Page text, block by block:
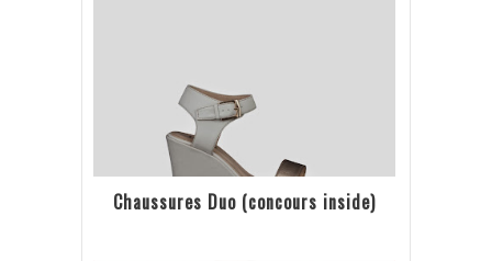
Chaussures Duo (concours inside)